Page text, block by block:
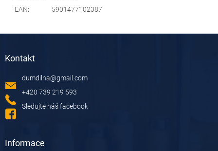
EAN: 5901477102387
Kontakt
dumdilna@gmail.com
+420 739 219 593
Sledujte náš facebook
Informace